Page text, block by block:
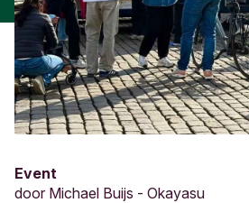
Event
door Michael Buijs - Okayasu